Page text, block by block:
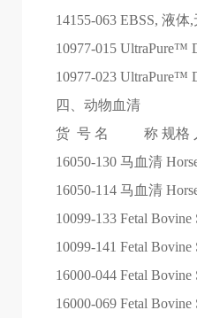
14155-063 EBSS, 液体
10977-015 UltraPure™
10977-023 UltraPure™
四、动物血清
货 号 名 称 规格
16050-130 马血清
16050-114 马血清
10099-133 Fetal Bovine
10099-141 Fetal Bovine
16000-044 Fetal
16000-069 Fetal